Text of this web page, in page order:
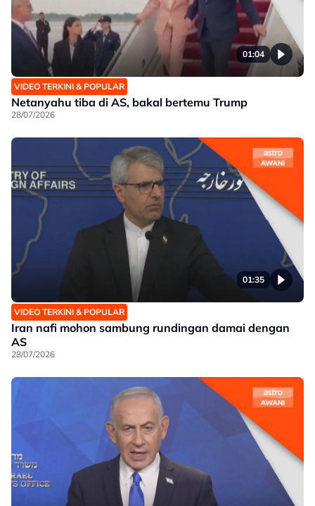
01:04
VIDEO TERKINI & POPULAR
Netanyahu tiba di AS, bakal bertemu Trump
28/07/2026
01:35
VIDEO TERKINI & POPULAR
Iran nafi mohon sambung rundingan damai dengan
AS
28/07/2026